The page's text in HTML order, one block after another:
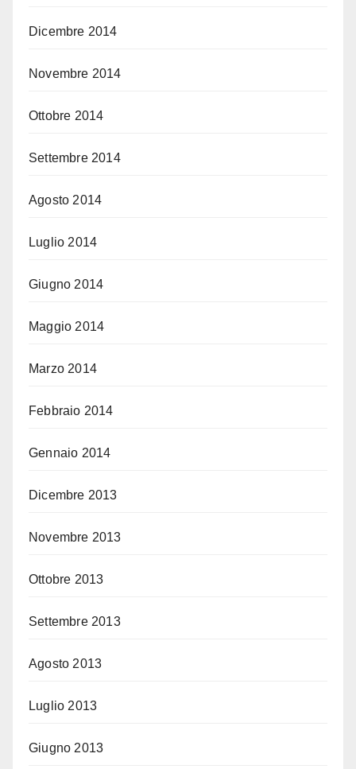
Dicembre 2014
Novembre 2014
Ottobre 2014
Settembre 2014
Agosto 2014
Luglio 2014
Giugno 2014
Maggio 2014
Marzo 2014
Febbraio 2014
Gennaio 2014
Dicembre 2013
Novembre 2013
Ottobre 2013
Settembre 2013
Agosto 2013
Luglio 2013
Giugno 2013